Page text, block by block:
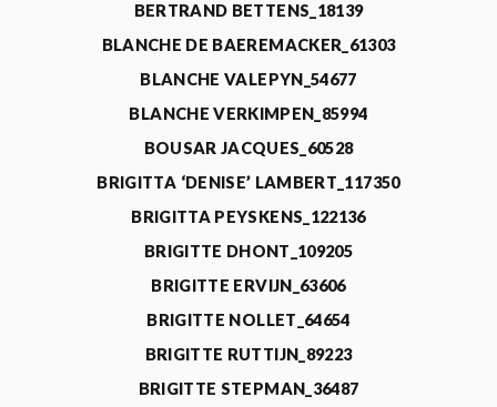
BERTRAND BETTENS_18139
BLANCHE DE BAEREMACKER_61303
BLANCHE VALEPYN_54677
BLANCHE VERKIMPEN_85994
BOUSAR JACQUES_60528
BRIGITTA ‘DENISE’ LAMBERT_117350
BRIGITTA PEYSKENS_122136
BRIGITTE DHONT_109205
BRIGITTE ERVIJN_63606
BRIGITTE NOLLET_64654
BRIGITTE RUTTIJN_89223
BRIGITTE STEPMAN_36487